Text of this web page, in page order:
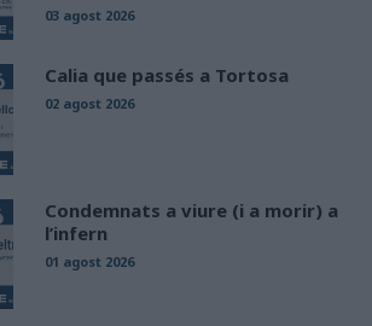
03 agost 2026
Calia que passés a Tortosa
02 agost 2026
Condemnats a viure (i a morir) a
l’infern
01 agost 2026